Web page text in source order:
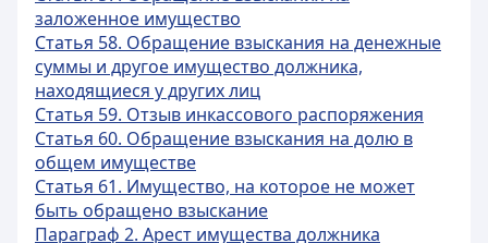
заложенное имущество
Статья 58. Обращение взыскания на денежные
суммы и другое имущество должника,
находящиеся у других лиц
Статья 59. Отзыв инкассового распоряжения
Статья 60. Обращение взыскания на долю в
общем имуществе
Статья 61. Имущество, на которое не может
быть обращено взыскание
Параграф 2. Арест имущества должника